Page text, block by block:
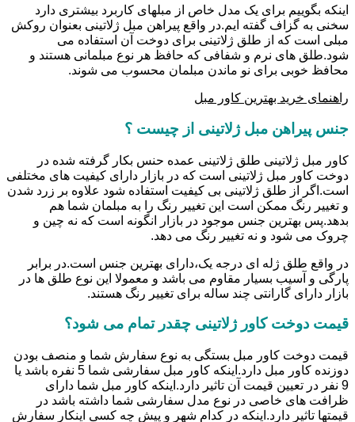
اینکه بگوییم برای یک مدل خاص از مبلهای کاربرد بیشتری دارد
سخنی به گزاف گفته ایم.در واقع پیراهن مبل ژلاتینی بعنوان روکش
مبلی است که از طلق ژلاتینی برای دوخت آن استفاده می
شود.طلق های نرم و شفافی که حافظ هر نوع مبلمانی هستند و
محافظ خوبی برای نو ماندن مبلمان محسوب می شوند.
راهنمای خرید بهترین کاور مبل
جنس پیراهن مبل ژلاتینی از چیست ؟
کاور مبل ژلاتینی طلق ژلاتینی عمده حنس بکار گرفته شده در
دوخت کاور مبل ژلاتینی است که در بازار دارای کیفیت های مختلفی
است.اگر از طلق ژلاتینی بی کیفیت استفاده شود علاوه بر زرد شدن
و تغییر رنگ ممکن است این تغییر رنگ را به مبلمان شما هم
بدهد.پس بهترین جنس موجود در بازار انگونه است که نه چین و
چروک می شود و نه تغییر رنگ می دهد.
در واقع طلق ژله ای درجه یک،دارای بهترین جنس است.در برابر
پارگی و آسیب بسیار مقاوم می باشد و معمولا این نوع طلق ها در
بازار دارای گارانتی چند ساله برای تغییر رنگ هستند.
قیمت دوخت کاور ژلاتینی چقدر تمام می شود؟
قیمت دوخت کاور مبل بستگی به نوع سفارش شما و منصف بودن
دوزنده کاور مبل دارد.اینکه کاور مبل سفارشی شما 5 نفره باشد یا
9 نفر در تعیین قیمت آن تاثیر دارد.اینکه کاور مبل شما دارای
ظرافت های خاصی در نوع مدل سفارشی شما داشته باشد در
قیمتها تاثیر دارد.اینکه در کدام شهر و پیش چه کسی اینکار سفارش